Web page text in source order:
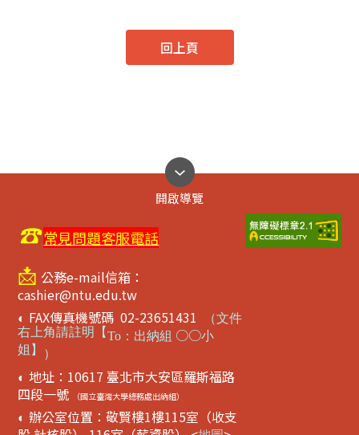
回上頁
開啟導覽
☎常見問題客服電話
📩 公務e-mail信箱：
cashier@ntu.edu.tw
◐ FAX傳真機號碼 02-23651431 （文件
右上角請註明【To ：出納組 ○○小
姐】
）
◐ 地址：10617 臺北市大安區羅斯福路
四段一號
（國立臺灣大學總務處出納組）
◐ 辦公室位置：敬賢樓1樓115室（收支